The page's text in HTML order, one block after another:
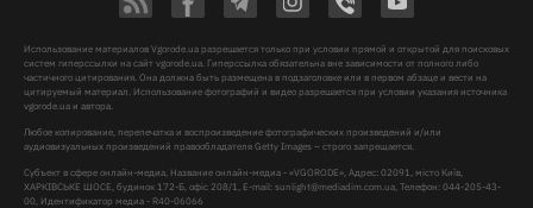
Использование материалов Vgorode.ua разрешается только при условии прямой и открытой для поисковых
систем гиперссылки на сайт vgorode.ua. Гиперссылка обязательна вне зависимости от полного либо
частичного цитирования. Она должна быть размещена в подзаголовке или в первом абзаце и вести на
цитируемый материал. Использование фотографий и видео разрешается при условии указания источника
vgorode.ua и автора.
Любое копирование, перепечатка и воспроизведение фотографических произведений и/или
аудиовизуальных произведений правообладателя Getty Images – строго запрещается.
Субъект в сфере онлайн-медиа, Название онлайн-медиа - «VGORODE», Адрес: 02091, місто Київ,
ХАРКІВСЬКЕ ШОСЕ, будинок 172-Б, офіс 208/1, E-mail:sunlight@mediadim.com.ua, Телефон: 044-205-43-
00, Идентификатор медиа - R40-06066